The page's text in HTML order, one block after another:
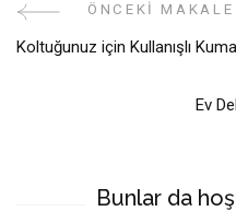
Yazı
ÖNCEKI MAKALE
Koltuğunuz için Kullanışlı
Ev
Bunlar da